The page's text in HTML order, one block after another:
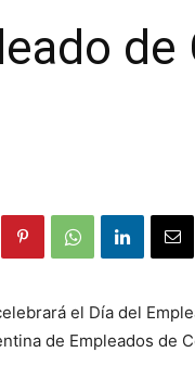
el Día del
de Empleados de